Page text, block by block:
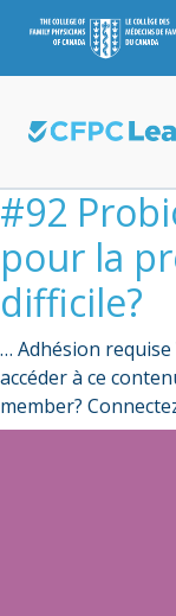
#92
pour la
difficile?
… Adhésion
accéder à ce
member?